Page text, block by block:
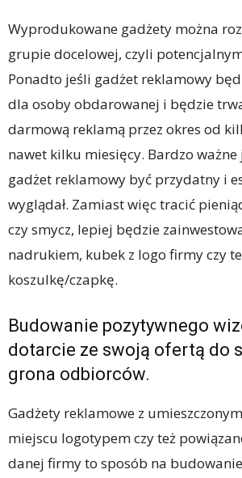
Wyprodukowane gadżety można
grupie docelowej, czyli
Ponadto jeśli gadżet reklamowy
dla osoby obdarowanej i będzie
darmową reklamą przez okres od
nawet kilku miesięcy. Bardzo
gadżet reklamowy być przydatny i
wyglądał. Zamiast więc tracić
czy smycz, lepiej będzie
nadrukiem, kubek z logo firmy czy
koszulkę/czapkę.
Budowanie pozytywnego
dotarcie ze swoją ofertą do
grona odbiorców.
Gadżety reklamowe z
miejscu logotypem czy też
danej firmy to sposób na